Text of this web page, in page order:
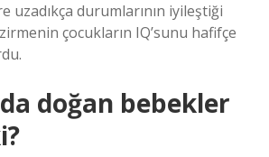
uzadıkça durumlarının iyileştiği
çocukların IQ’sunu hafifçe
doğan bebekler